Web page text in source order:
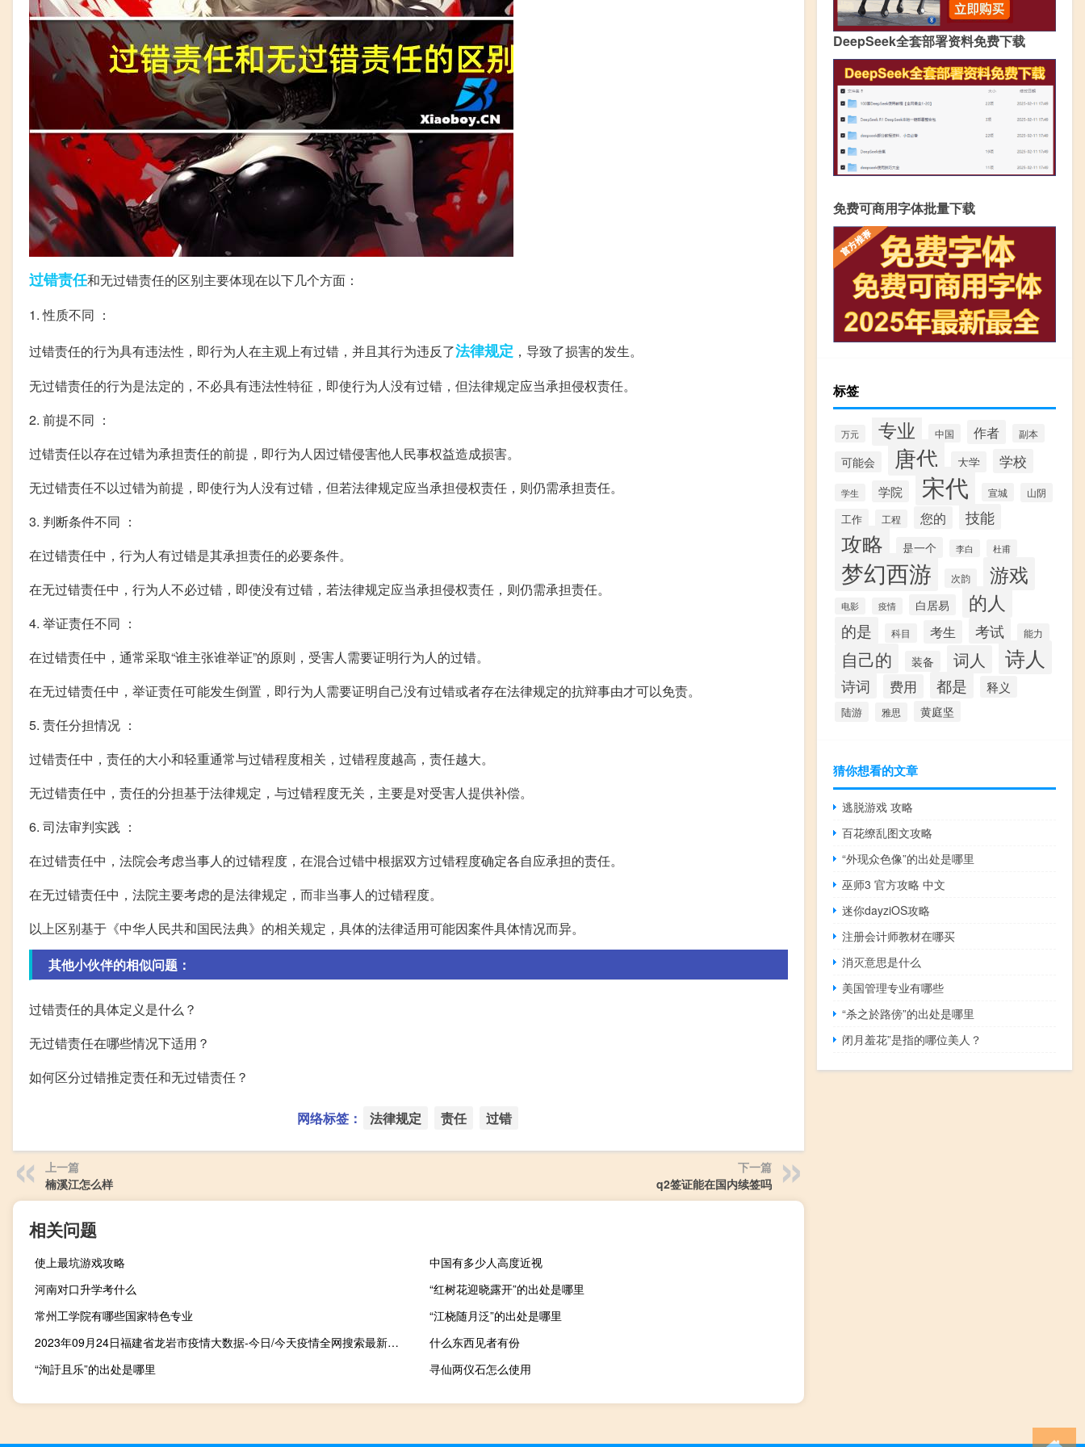
过错责任和无过错责任的区别主要体现在以下几个方面：
1. 性质不同 ：
过错责任的行为具有违法性，即行为人在主观上有过错，并且其行为违反了法律规定 ，导致了损害的发生。
无过错责任的行为是法定的，不必具有违法性特征，即使行为人没有过错，但法律规定应当承担侵权责任。
2. 前提不同 ：
过错责任以存在过错为承担责任的前提，即行为人因过错侵害他人民事权益造成损害。
无过错责任不以过错为前提，即使行为人没有过错，但若法律规定应当承担侵权责任，则仍需承担责任。
3. 判断条件不同 ：
在过错责任中，行为人有过错是其承担责任的必要条件。
在无过错责任中，行为人不必过错，即使没有过错，若法律规定应当承担侵权责任，则仍需承担责任。
4. 举证责任不同 ：
在过错责任中，通常采取“谁主张谁举证”的原则，受害人需要证明行为人的过错。
在无过错责任中，举证责任可能发生倒置，即行为人需要证明自己没有过错或者存在法律规定的抗辩事由才可以免责。
5. 责任分担情况 ：
过错责任中，责任的大小和轻重通常与过错程度相关，过错程度越高，责任越大。
无过错责任中，责任的分担基于法律规定，与过错程度无关，主要是对受害人提供补偿。
6. 司法审判实践 ：
在过错责任中，法院会考虑当事人的过错程度，在混合过错中根据双方过错程度确定各自应承担的责任。
在无过错责任中，法院主要考虑的是法律规定，而非当事人的过错程度。
以上区别基于《中华人民共和国民法典》的相关规定，具体的法律适用可能因案件具体情况而异。
其他小伙伴的相似问题：
过错责任的具体定义是什么？
无过错责任在哪些情况下适用？
如何区分过错推定责任和无过错责任？
网络标签： 法律规定 责任 过错
上一篇
楠溪江怎么样
下一篇
q2签证能在国内续签吗
相关问题
使上最坑游戏攻略
中国有多少人高度近视
河南对口升学考什么
“红树花迎晓露开”的出处是哪里
常州工学院有哪些国家特色专业
“江桡随月泛”的出处是哪里
2023年09月24日福建省龙岩市疫情大数据-今日/今天疫情全网搜索最新实时消息动态情况通知播报
什么东西见者有份
“洵訏且乐”的出处是哪里
寻仙两仪石怎么使用
DeepSeek全套部署资料免费下载
免费可商用字体批量下载
标签
万元 专业 中国 作者 副本
可能会 唐代 大学 学校
学生 学院 宋代 宣城 山阴
工作 工程 您的 技能
攻略 是一个 李白 杜甫
梦幻西游 次韵 游戏
电影 疫情 白居易 的人
的是 科目 考生 考试 能力
自己的 装备 词人 诗人
诗词 费用 都是 释义
陆游 雅思 黄庭坚
猜你想看的文章
逃脱游戏 攻略
百花缭乱图文攻略
“外现众色像”的出处是哪里
巫师3 官方攻略 中文
迷你dayziOS攻略
注册会计师教材在哪买
消灭意思是什么
美国管理专业有哪些
“杀之於路傍”的出处是哪里
闭月羞花”是指的哪位美人？